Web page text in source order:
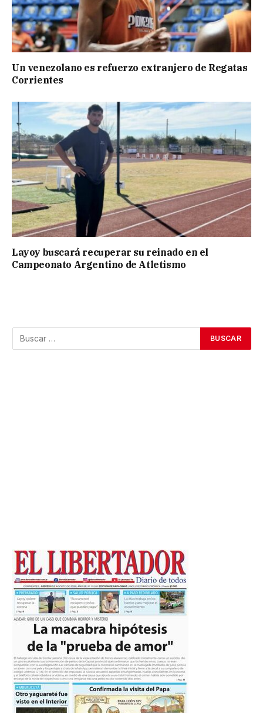
Un venezolano es refuerzo extranjero de Regatas
Corrientes
Layoy buscará recuperar su reinado en el
Campeonato Argentino de Atletismo